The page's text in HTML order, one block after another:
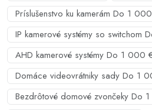
Príslušenstvo ku kamerám Do 1
IP kamerové systémy so switchom
AHD kamerové systémy Do 1 000
Domáce videovrátniky sady Do 1
Bezdrôtové domové zvončeky Do